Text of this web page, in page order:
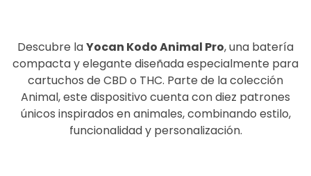
Descubre laYocan Kodo Animal Pro, una batería
compacta y elegante diseñada especialmente para
cartuchos de CBD o THC. Parte de la colección
Animal, este dispositivo cuenta con diez patrones
únicos inspirados en animales, combinando estilo,
funcionalidad y personalización.